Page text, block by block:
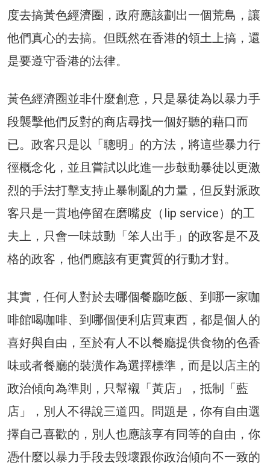
度去搞黃色經濟圈，政府應該劃出一個荒島，讓
他們真心的去搞。但既然在香港的領土上搞，還
是要遵守香港的法律。
黃色經濟圈並非什麼創意，只是暴徒為以暴力手
段襲擊他們反對的商店尋找一個好聽的藉口而
已。政客只是以「聰明」的方法，將這些暴力行
徑概念化，並且嘗試以此進一步鼓動暴徒以更激
烈的手法打擊支持止暴制亂的力量，但反對派政
客只是一貫地停留在磨嘴皮（lip service）的工
夫上，只會一味鼓動「笨人出手」的政客是不及
格的政客，他們應該有更實質的行動才對。
其實，任何人對於去哪個餐廳吃飯、到哪一家咖
啡館喝咖啡、到哪個便利店買東西，都是個人的
喜好與自由，至於有人不以餐廳提供食物的色香
味或者餐廳的裝潢作為選擇標準，而是以店主的
政治傾向為準則，只幫襯「黃店」，抵制「藍
店」，別人不得說三道四。問題是，你有自由選
擇自己喜歡的，別人也應該享有同等的自由，你
憑什麼以暴力手段去毁壞跟你政治傾向不一致的